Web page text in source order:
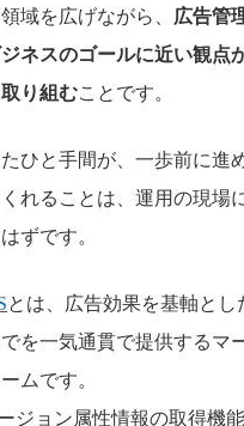
域を広げながら、 広告管
ネスのゴールに近い観点
り組むことです。
ひと手間が、一歩前に進
れることは、運用の現場
ずです。
とは、広告効果を基軸とし
でを一気通貫で提供するマ
ムです。
ジョン属性情報の取得機能